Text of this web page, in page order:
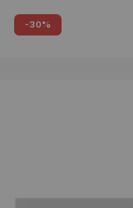
-30%